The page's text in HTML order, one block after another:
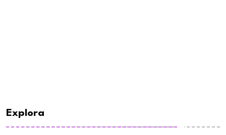
Explora